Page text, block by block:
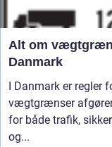
Alt om
Danmark
I Danmark er regler
vægtgrænser
for både trafik,
og...